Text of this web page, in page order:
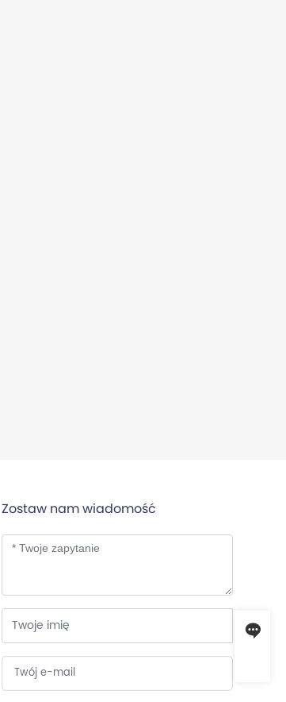
Zostaw nam wiadomość
Zapytanie
sales@projoy-electric.com